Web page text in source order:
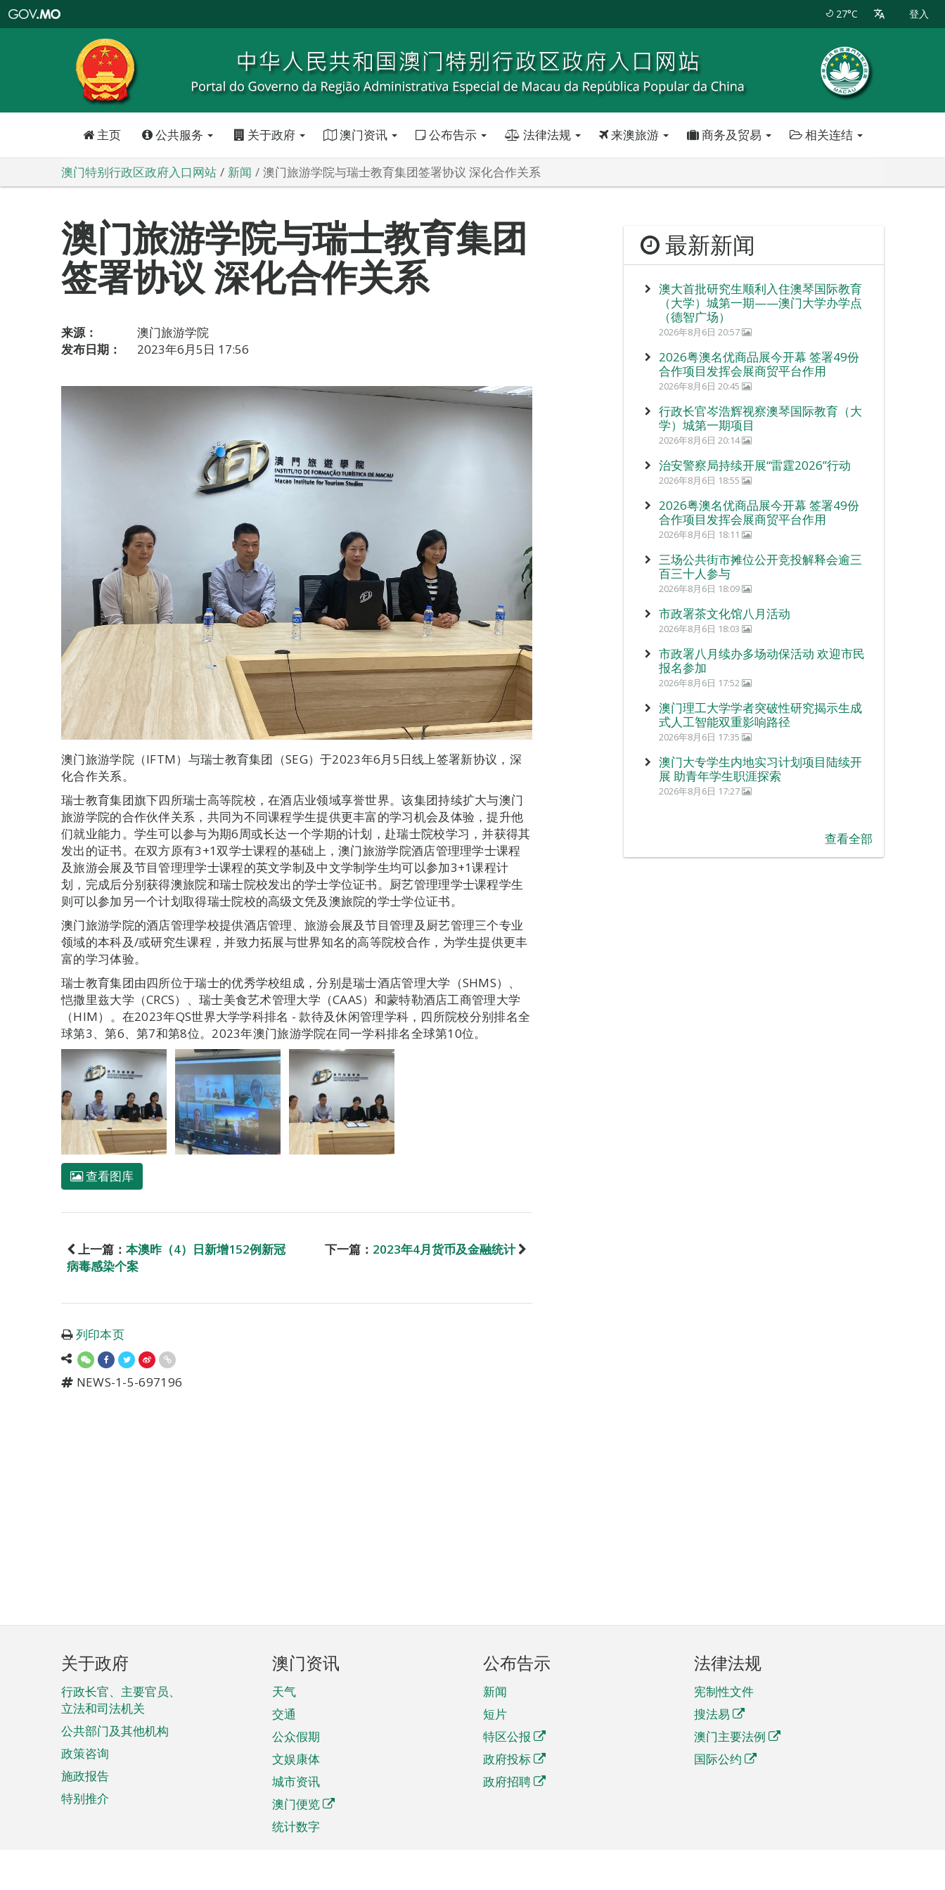
特
政
区
政
口
27°C 登入
主页 公共服务 关于政府 澳门资讯 公布告示 法律法规 来澳旅游 商务及贸易 相关连结
澳门特别行政区政府入口网站 新闻 澳门旅游学院与瑞士教育集团签署协议 深化合作关系
澳门旅游学院与瑞士教育集团
签署协议 深化合作关系
来源：
澳门旅游学院
发布日期：
2023年6月5日 17:56
澳门旅游学院（IFTM）与瑞士教育集团（SEG）于2023年6月5日线上签署新协议，深
化合作关系。
瑞士教育集团旗下四所瑞士高等院校，在酒店业领域享誉世界。该集团持续扩大与澳门
旅游学院的合作伙伴关系，共同为不同课程学生提供更丰富的学习机会及体验，提升他
们就业能力。学生可以参与为期6周或长达一个学期的计划，赴瑞士院校学习，并获得其
发出的证书。在双方原有3+1双学士课程的基础上，澳门旅游学院酒店管理理学士课程
及旅游会展及节目管理理学士课程的英文学制及中文学制学生均可以参加3+1课程计
划，完成后分别获得澳旅院和瑞士院校发出的学士学位证书。厨艺管理理学士课程学生
则可以参加另一个计划取得瑞士院校的高级文凭及澳旅院的学士学位证书。
澳门旅游学院的酒店管理学校提供酒店管理、旅游会展及节目管理及厨艺管理三个专业
领域的本科及/或研究生课程，并致力拓展与世界知名的高等院校合作，为学生提供更丰
富的学习体验。
瑞士教育集团由四所位于瑞士的优秀学校组成，分别是瑞士酒店管理大学（SHMS）、
恺撒里兹大学（CRCS）、瑞士美食艺术管理大学（CAAS）和蒙特勒酒店工商管理大学
（HIM）。在2023年QS世界大学学科排名 - 款待及休闲管理学科，四所院校分别排名全
球第3、第6、第7和第8位。2023年澳门旅游学院在同一学科排名全球第10位。
查看图库
上一篇： 本澳昨（4）日新增152例新冠
病毒感染个案
下一篇： 2023年4月货币及金融统计
列印本页
NEWS-1-5-697196
最新新闻
澳大首批研究生顺利入住澳琴国际教育
（大学）城第一期——澳门大学办学点
（德智广场）
2026年8月6日 20:57
2026粤澳名优商品展今开幕 签署49份
合作项目发挥会展商贸平台作用
2026年8月6日 20:45
行政长官岑浩辉视察澳琴国际教育（大
学）城第一期项目
2026年8月6日 20:14
治安警察局持续开展“雷霆2026”行动
2026年8月6日 18:55
2026粤澳名优商品展今开幕 签署49份
合作项目发挥会展商贸平台作用
2026年8月6日 18:11
三场公共街市摊位公开竞投解释会逾三
百三十人参与
2026年8月6日 18:09
市政署茶文化馆八月活动
2026年8月6日 18:03
市政署八月续办多场动保活动 欢迎市民
报名参加
2026年8月6日 17:52
澳门理工大学学者突破性研究揭示生成
式人工智能双重影响路径
2026年8月6日 17:35
澳门大专学生内地实习计划项目陆续开
展 助青年学生职涯探索
2026年8月6日 17:27
查看全部
页
脚
菜
单
关于政府
行政长官、主要官员、
立法和司法机关
公共部门及其他机构
政策咨询
施政报告
特别推介
澳门资讯
天气
交通
公众假期
文娱康体
城市资讯
澳门便览
统计数字
公布告示
新闻
短片
特区公报
政府投标
政府招聘
法律法规
宪制性文件
搜法易
澳门主要法例
国际公约